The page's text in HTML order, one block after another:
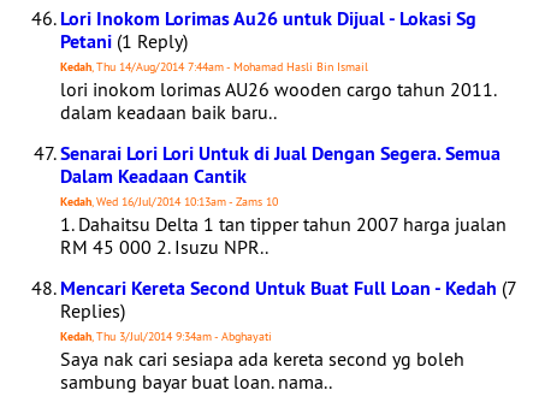
Lori Inokom Lorimas Au26 untuk Dijual - Lokasi Sg
Petani (1 Reply)
Kedah, Thu 14/Aug/2014 7:44am - Mohamad Hasli Bin Ismail
lori inokom lorimas AU26 wooden cargo tahun 2011.
dalam keadaan baik baru..
Senarai Lori Lori Untuk di Jual Dengan Segera. Semua
Dalam Keadaan Cantik
Kedah, Wed 16/Jul/2014 10:13am - Zams 10
1. Dahaitsu Delta 1 tan tipper tahun 2007 harga jualan
RM 45 000 2. Isuzu NPR..
Mencari Kereta Second Untuk Buat Full Loan - Kedah (7
Replies)
Kedah, Thu 3/Jul/2014 9:34am - Abghayati
Saya nak cari sesiapa ada kereta second yg boleh
sambung bayar buat loan. nama..